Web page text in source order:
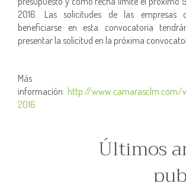
2016. Las solicitudes de las empresas
beneficiarse en esta convocatoria
presentar la solicitud en la próxima
Más
información: http://www.camarasclm.com/
2016
Últimos